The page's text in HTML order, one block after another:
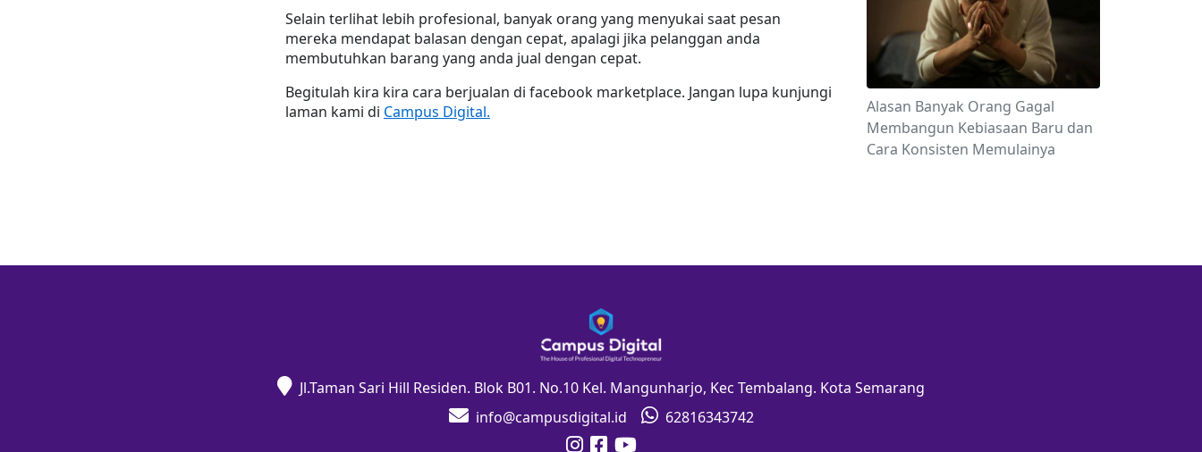
Selain terlihat lebih profesional, banyak orang yang menyukai saat pesan
mereka mendapat balasan dengan cepat, apalagi jika pelanggan anda
membutuhkan barang yang anda jual dengan cepat.
Begitulah kira kira cara berjualan di facebook marketplace. Jangan lupa kunjungi
laman kami di Campus Digital.
Alasan Banyak Orang Gagal
Membangun Kebiasaan Baru dan
Cara Konsisten Memulainya
Jl.Taman Sari Hill Residen. Blok B01. No.10 Kel. Mangunharjo, Kec Tembalang. Kota Semarang
info@campusdigital.id
62816343742